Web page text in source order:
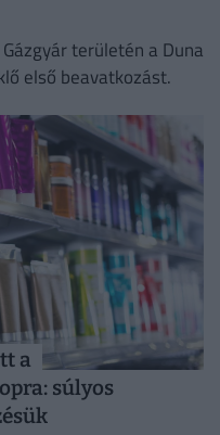
területén a Duna
első beavatkozást.
a
súlyos